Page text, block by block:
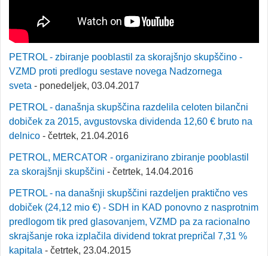
PETROL - zbiranje pooblastil za skorajšnjo skupščino -
VZMD proti predlogu sestave novega Nadzornega
sveta - ponedeljek, 03.04.2017
PETROL - današnja skupščina razdelila celoten bilančni
dobiček za 2015, avgustovska dividenda 12,60 € bruto na
delnico - četrtek, 21.04.2016
PETROL, MERCATOR - organizirano zbiranje pooblastil
za skorajšnji skupščini - četrtek, 14.04.2016
PETROL - na današnji skupščini razdeljen praktično ves
dobiček (24,12 mio €) - SDH in KAD ponovno z nasprotnim
predlogom tik pred glasovanjem, VZMD pa za racionalno
skrajšanje roka izplačila dividend tokrat prepričal 7,31 %
kapitala - četrtek, 23.04.2015